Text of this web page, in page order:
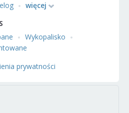
więcej
Wykopalisko
prywatności